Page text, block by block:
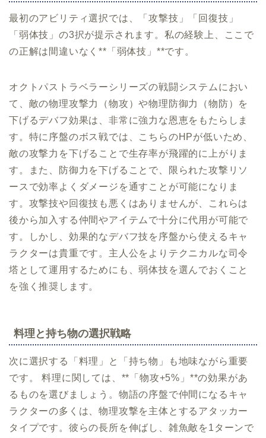
最初のアビリティ選択では、「攻撃技」「回復技」
「弱体技」の3択が提示されます。私の経験上、ここで
の正解は間違いなく**「弱体技」**です。
オクトパストラベラーシリーズの戦闘システムにおい
て、敵の物理攻撃力（物攻）や物理防御力（物防）を
下げるデバフ効果は、非常に強力な恩恵をもたらしま
す。特に序盤のボス戦では、こちらのHPが低いため、
敵の攻撃力を下げることで生存率が飛躍的に上がりま
す。また、防御力を下げることで、限られた攻撃リソ
ースで効率よくダメージを通すことが可能になりま
す。攻撃技や回復技も悪くはありませんが、これらは
後から加入する仲間やアイテムで十分に代用が可能で
す。しかし、効果的なデバフ技を序盤から使えるキャ
ラクターは貴重です。主人公をよりテクニカルな司令
塔として運用するためにも、弱体技を選んでおくこと
を強く推奨します。
料理と持ち物の選択戦略
次に選択する「料理」と「持ち物」も地味ながら重要
です。 料理に関しては、**「物攻+5%」**の効果があ
るものを選びましょう。物語の序盤で仲間になるキャ
ラクターの多くは、物理攻撃を主体とするアタッカー
タイプです。彼らの長所を伸ばし、雑魚敵を1ターンで